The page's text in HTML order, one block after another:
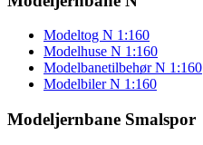
Modeltog N 1:160
Modelhuse N 1:160
Modelbanetilbehør N 1:160
Modelbiler N 1:160
Modeljernbane Smalspor